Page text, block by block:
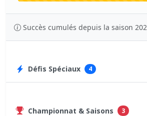
Succès cumulés depuis la saison
Défis Spéciaux 4
Championnat & Saisons 3